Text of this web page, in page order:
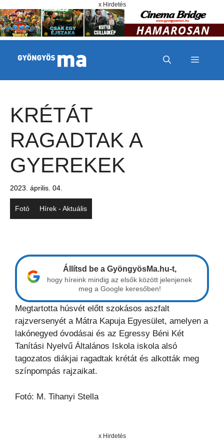
x Hirdetés
MENÜ
KRÉTÁT
RAGADTAK A
GYEREKEK
2023. április. 04.
Fotó Hírek - Aktuális
Állítsd be a GyöngyösMa.hu-t,
hogy híreink mindig az elsők között jelenjenek
meg a Google keresőben!
Megtartotta húsvét előtt szokásos aszfalt
rajzversenyét a Mátra Kapuja Egyesület, amelyen a
lakónegyed óvodásai és az Egressy Béni Két
Tanítási Nyelvű Általános Iskola iskola alsó
tagozatos diákjai ragadtak krétát és alkották meg
színpompás rajzaikat.
Fotó: M. Tihanyi Stella
x Hirdetés